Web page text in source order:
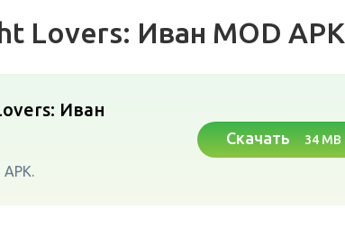
Lovers: Иван MOD APK
Иван
Скачать 34 MB